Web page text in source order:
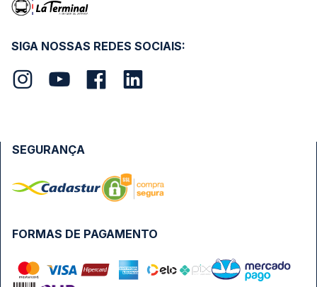
SIGA NOSSAS REDES SOCIAIS:
FORMAS DE PAGAMENTO
SEGURANÇA